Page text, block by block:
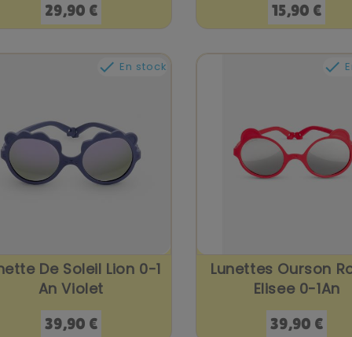
Prix
29,90 € Prix
15,90 €
 En stock
De Soleil Lion 0-1
An Violet
Prix
39,90 €

Lunettes Ourson
Elisee 0-1An
Prix
39,90 €